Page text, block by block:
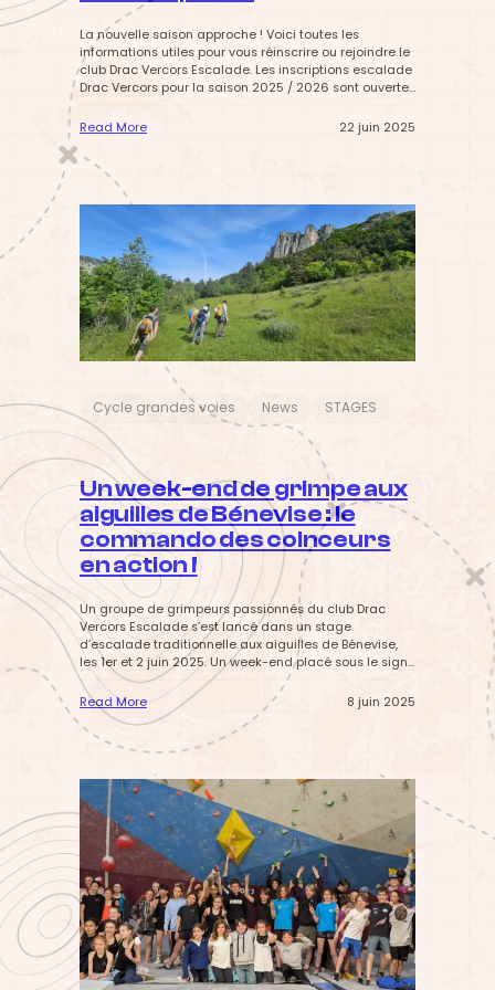
La nouvelle saison approche ! Voici toutes les
informations utiles pour vous réinscrire ou rejoindre le
club Drac Vercors Escalade. Les inscriptions escalade
Drac Vercors pour la saison 2025 / 2026 sont ouvertes
souhaitiez rejoindre le club, retrouvez ici toutes les
des…
Read More
n
2
0
2
5
/
2
6
s
c
r
i
p
t
o
n
s
e
t
é
i
c
r
i
t
o
n
s
22 juin 2025
Cycle grandes voies News STAGES
Un week-end de grimpe aux
aiguilles de Bénevise : le
commando des coinceurs
en action !
Un groupe de grimpeurs passionnés du club Drac
Vercors Escalade s’est lancé dans un stage
d’escalade traditionnelle aux aiguilles de Bénevise,
les 1er et 2 juin 2025. Un week-end placé sous le signe
de l’aventure, de la cohésion… et de la météo
capricieuse. Première journée : la voie ITA, une entrée
en matière exigeante Pour débuter ce…
Read More
n
w
e
k
-
n
d
d
e
g
r
i
8 juin 2025